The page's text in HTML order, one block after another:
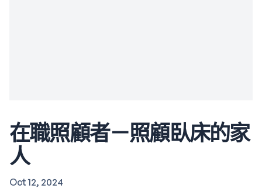
在職照顧者－照顧臥床的家
人
Oct 12, 2024